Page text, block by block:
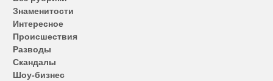
записям
Знаменитости
Интересное
Происшествия
Разводы
Скандалы
Шоу-бизнес